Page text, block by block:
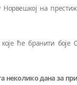
Норвешкој на
ће бранити боје
неколико дана за